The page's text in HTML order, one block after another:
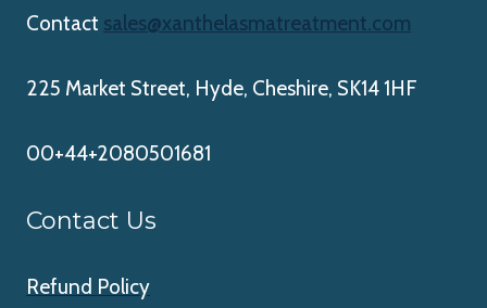
Contact sales@xanthelasmatreatment.com
225 Market Street, Hyde, Cheshire, SK14 1HF
00+44+2080501681
Contact Us
Refund Policy